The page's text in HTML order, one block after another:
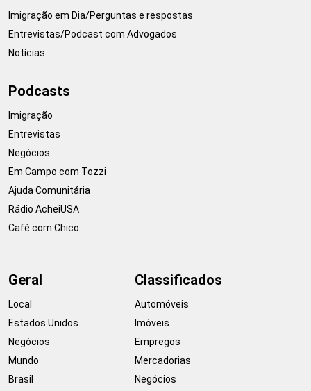
Imigração em Dia/Perguntas e respostas
Entrevistas/Podcast com Advogados
Notícias
Podcasts
Imigração
Entrevistas
Negócios
Em Campo com Tozzi
Ajuda Comunitária
Rádio AcheiUSA
Café com Chico
Geral
Local
Estados Unidos
Negócios
Mundo
Brasil
Classificados
Automóveis
Imóveis
Empregos
Mercadorias
Negócios